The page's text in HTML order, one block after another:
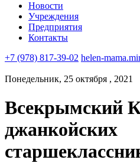
Новости
Учреждения
Предприятия
Контакты
+7 (978) 817-39-02 helen-
Понедельник, 25 октября , 2021
Всекрымский
джанкойских